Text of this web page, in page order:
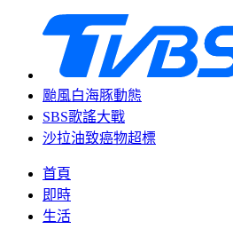
颱風白海豚動態
SBS歌謠大戰
沙拉油致癌物超標
首頁
即時
生活